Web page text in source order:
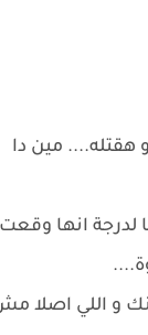
هقتله.... مين دا
انها
اللي اصلا مش